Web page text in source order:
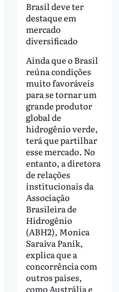
Brasil deve ter
destaque em
mercado
diversificado
Ainda que o Brasil
reúna condições
muito favoráveis
para se tornar um
grande produtor
global de
hidrogênio verde,
terá que partilhar
esse mercado. No
entanto, a diretora
de relações
institucionais da
Associação
Brasileira de
Hidrogênio
(ABH2), Monica
Saraiva Panik,
explica que a
concorrência com
outros países,
como Austrália e